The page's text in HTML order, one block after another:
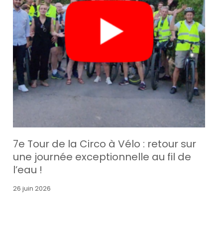
7e Tour de la Circo à Vélo : retour sur
une journée exceptionnelle au fil de
l’eau !
26 juin 2026